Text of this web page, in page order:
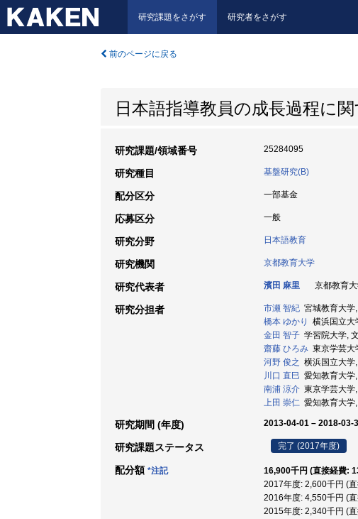
研究課題をさがす 研究者をさがす
前のページに戻る
日本語指導教員の成長過程に
研究課題/領域番号 25284095
研究種目 基盤研究(B)
配分区分 一部基金
応募区分 一般
研究分野 日本語教育
研究機関 京都教育大学
研究代表者 濱田 麻里 京都教育
研究分担者 市瀬 智紀 宮城教育大学
橋本 ゆかり
横浜国立大
金田 智子 学習院大学,
齋藤 ひろみ 東京学芸大
河野 俊之 横浜国立大学
川口 直巳 愛知教育大学
南浦 涼介 東京学芸大学
上田 崇仁 愛知教育大学
研究期間 (年度) 2013-04-01 – 2018-03-
研究課題ステータス 完了 (2017年度)
配分額 *注記
16,900千円 (直接経費:
2017年度: 2,600千円 (
2016年度: 4,550千円 (
2015年度: 2,340千円 (